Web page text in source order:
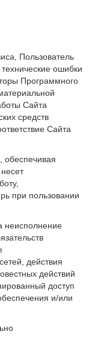
Пользователь
ошибки
Программного
Сайта
средств
Сайта
обеспечивая
при пользовании
неисполнение
действия
действий
доступ
и/или